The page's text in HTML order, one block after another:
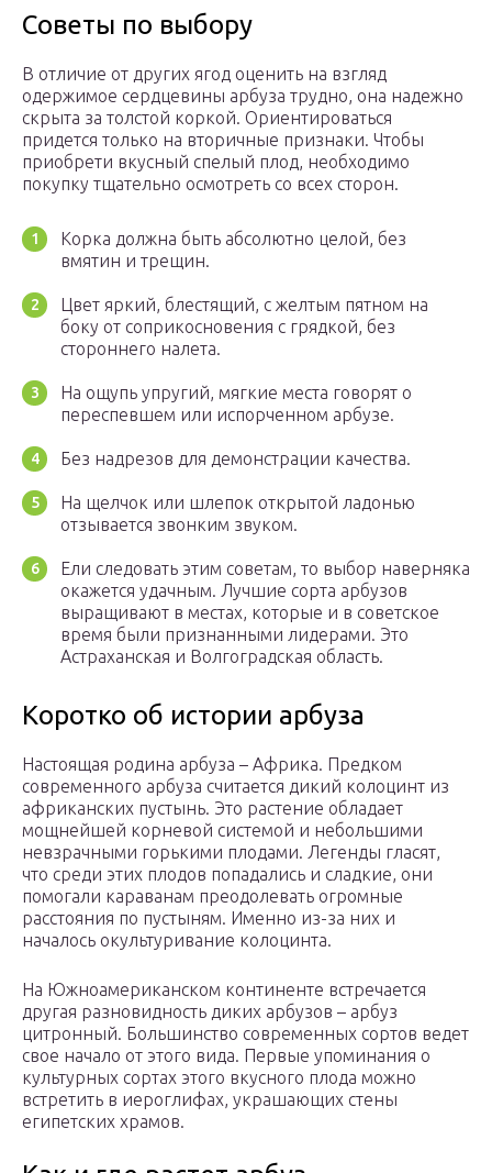
Советы по выбору
В отличие от других ягод оценить на взгляд
одержимое сердцевины арбуза трудно, она надежно
скрыта за толстой коркой. Ориентироваться
придется только на вторичные признаки. Чтобы
приобрети вкусный спелый плод, необходимо
покупку тщательно осмотреть со всех сторон.
Корка должна быть абсолютно целой, без
вмятин и трещин.
Цвет яркий, блестящий, с желтым пятном на
боку от соприкосновения с грядкой, без
стороннего налета.
На ощупь упругий, мягкие места говорят о
переспевшем или испорченном арбузе.
Без надрезов для демонстрации качества.
На щелчок или шлепок открытой ладонью
отзывается звонким звуком.
Ели следовать этим советам, то выбор наверняка
окажется удачным. Лучшие сорта арбузов
выращивают в местах, которые и в советское
время были признанными лидерами. Это
Астраханская и Волгоградская область.
Коротко об истории арбуза
Настоящая родина арбуза – Африка. Предком
современного арбуза считается дикий колоцинт из
африканских пустынь. Это растение обладает
мощнейшей корневой системой и небольшими
невзрачными горькими плодами. Легенды гласят,
что среди этих плодов попадались и сладкие, они
помогали караванам преодолевать огромные
расстояния по пустыням. Именно из-за них и
началось окультуривание колоцинта.
На Южноамериканском континенте встречается
другая разновидность диких арбузов – арбуз
цитронный. Большинство современных сортов ведет
свое начало от этого вида. Первые упоминания о
культурных сортах этого вкусного плода можно
встретить в иероглифах, украшающих стены
египетских храмов.